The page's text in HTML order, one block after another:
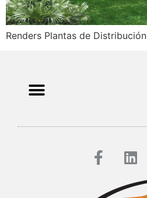
Renders Plantas de Distribución